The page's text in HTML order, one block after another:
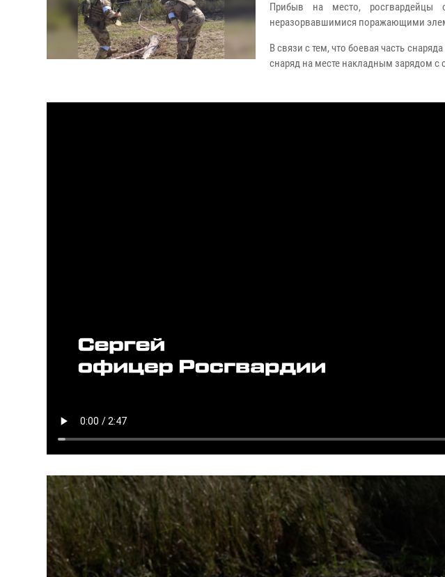
Прибыв на место, росгвардейцы
неразорвавшимися поражающими
В связи с тем, что боевая часть
снаряд на месте накладным зарядом